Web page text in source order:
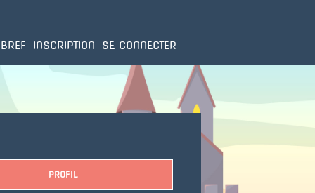
INSCRIPTION SE CONNECTER
PROFIL